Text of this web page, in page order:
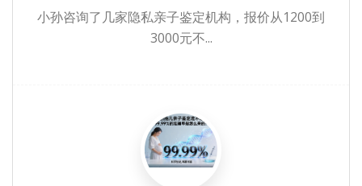
小孙咨询了几家隐私亲子鉴定机构，报价从1200到
3000元不...